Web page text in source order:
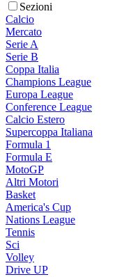
Sezioni
Calcio
Mercato
Serie A
Serie B
Coppa Italia
Champions League
Europa League
Conference League
Calcio Estero
Supercoppa Italiana
Formula 1
Formula E
MotoGP
Altri Motori
Basket
America's Cup
Nations League
Tennis
Sci
Volley
Drive UP